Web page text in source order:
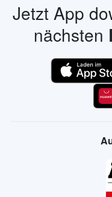
Jetzt App
nächsten